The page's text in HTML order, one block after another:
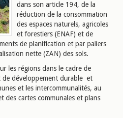
dans son article 194, de la
réduction de la consommation
des espaces naturels, agricoles
et forestiers (ENAF) et de
de planification et par paliers
nette (ZAN) des sols.
les régions dans le cadre de
de développement durable et
et les intercommunalités, au
des cartes communales et plans